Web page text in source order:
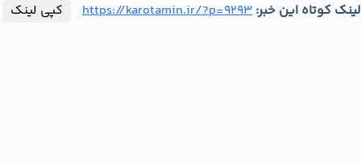
لینک کوتاه این خبر: https://karotamin.ir/?p=9293 کپی لینک